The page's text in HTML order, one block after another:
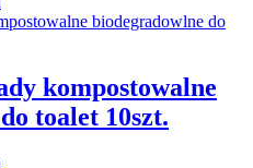
kompostowalne
toalet 10szt.